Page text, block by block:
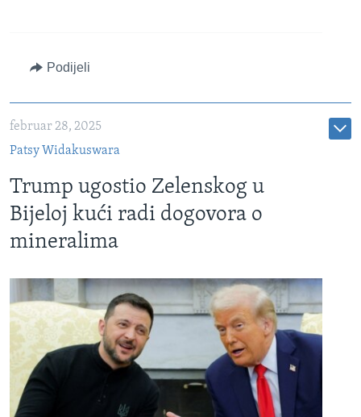
Podijeli
februar 28, 2025
Patsy Widakuswara
Trump ugostio Zelenskog u
Bijeloj kući radi dogovora o
mineralima